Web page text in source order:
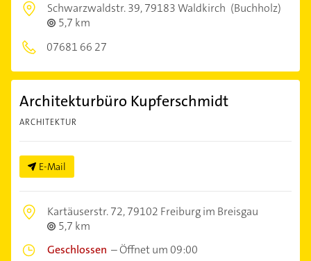
Schwarzwaldstr. 39,79183 Waldkirch (Buchholz)
5,7 km
07681 66 27
Architekturbüro Kupferschmidt
ARCHITEKTUR
E-Mail
Kartäuserstr. 72,79102 Freiburg im Breisgau
5,7 km
Geschlossen –Öffnet um 09:00